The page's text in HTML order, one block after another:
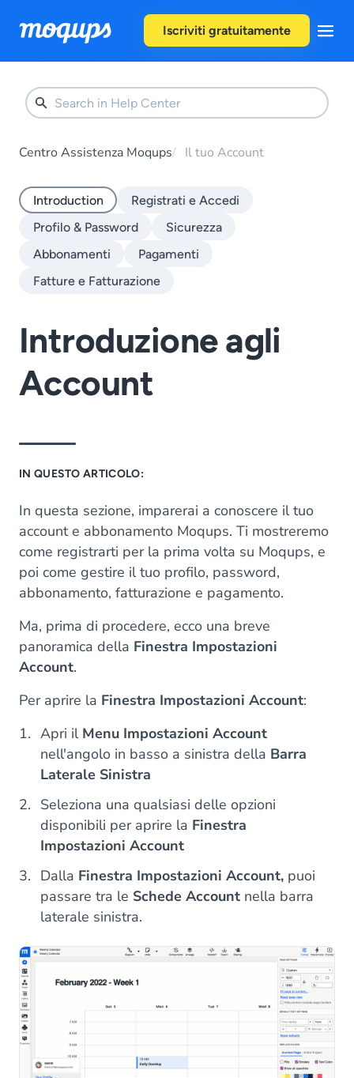
Iscriviti gratuitamente
Centro Assistenza Moqups Il tuo Account
Introduction
Registrati e Accedi
Profilo & Password
Sicurezza
Abbonamenti
Pagamenti
Fatture e Fatturazione
Introduzione agli
Account
IN QUESTO ARTICOLO:
In questa sezione, imparerai a conoscere il tuo
account e abbonamento Moqups. Ti mostreremo
come registrarti per la prima volta su Moqups, e
poi come gestire il tuo profilo, password,
abbonamento, fatturazione e pagamento.
Ma, prima di procedere, ecco una breve
panoramica della Finestra Impostazioni
Account.
Per aprire la Finestra Impostazioni Account:
Apri il Menu Impostazioni Account
nell'angolo in basso a sinistra della Barra
Laterale Sinistra
Seleziona una qualsiasi delle opzioni
disponibili per aprire la Finestra
Impostazioni Account
Dalla Finestra Impostazioni Account, puoi
passare tra le Schede Account nella barra
laterale sinistra.